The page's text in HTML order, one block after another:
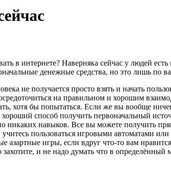
в интернете? Наверняка сейчас у людей
денежные средства, но это лишь по
не получается просто взять и начать
на правильном и хорошим
хотя бы попытаться. Если же вы вообще
способ получить первоначальный
никаких навыков. Все вы можете получить
пользоваться игровыми автоматами
азартные игры, если вдруг что-то вам
захотите, и не надо думать что в